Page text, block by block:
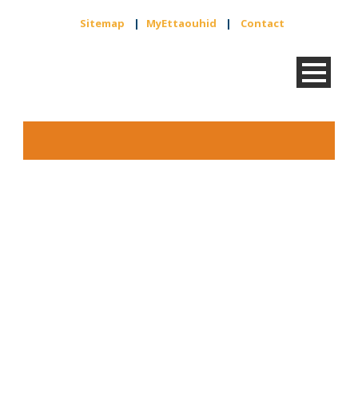
Sitemap | MyEttaouhid | Contact